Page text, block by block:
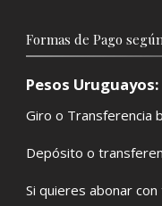
Formas de Pago
Pesos Uruguayos:
Giro o Transferencia
Depósito o
Si quieres abonar